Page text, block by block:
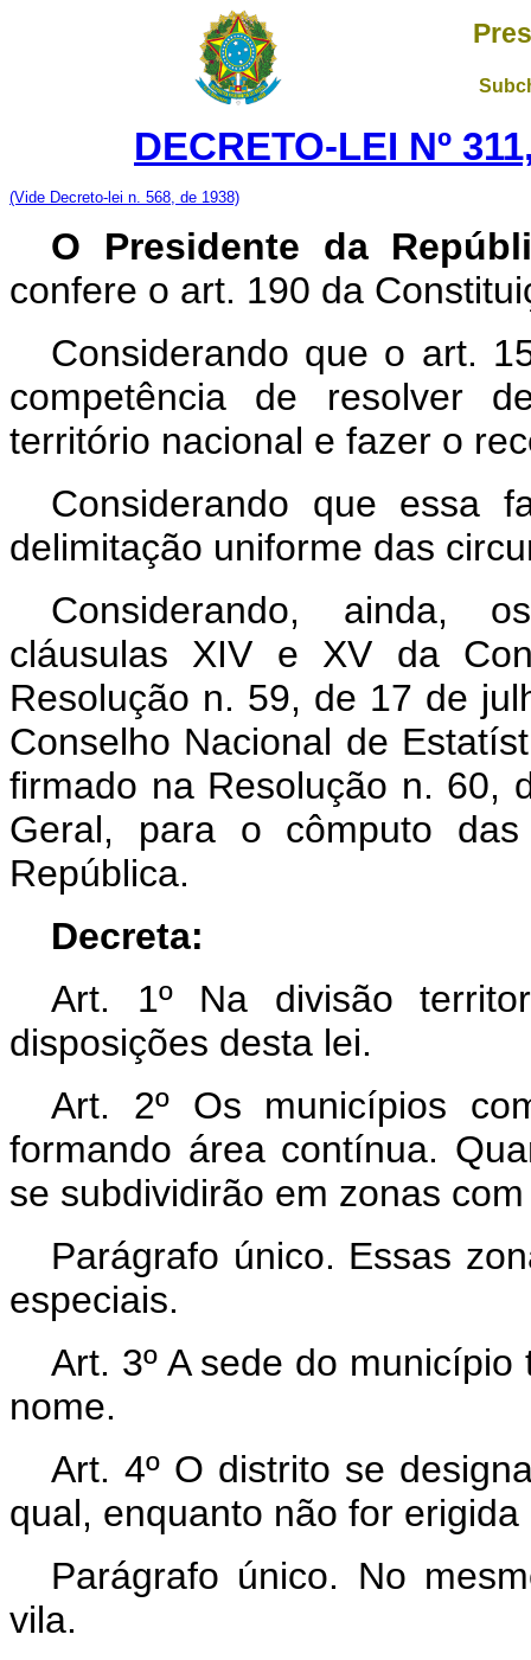
DECRETO-LEI Nº
(Vide Decreto-lei n. 568, de 1938)
O Presidente da
confere o art. 190 da
Considerando que o art.
competência de resolver
território nacional e fazer o
Considerando que essa
delimitação uniforme das
Considerando, ainda,
cláusulas XIV e XV da
Resolução n. 59, de 17 de
Conselho Nacional de
firmado na Resolução n. 60,
Geral, para o cômputo
República.
Decreta:
Art. 1º Na divisão
disposições desta lei.
Art. 2º Os municípios
formando área contínua.
se subdividirão em zonas
Parágrafo único. Essas
especiais.
Art. 3º A sede do
nome.
Art. 4º O distrito se
qual, enquanto não for
Parágrafo único. No
vila.